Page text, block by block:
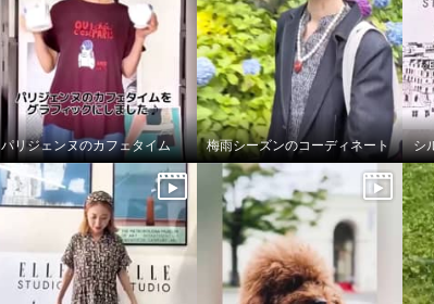
パリジェンヌのカフェタイム 梅雨シーズンのコーディネート シ